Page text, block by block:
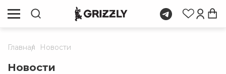
Главная Новости
Новости